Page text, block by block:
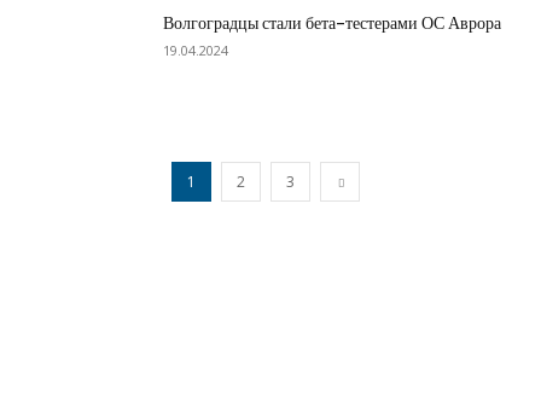
Волгоградцы стали бета-тестерами ОС Аврора
19.04.2024
1 2 3